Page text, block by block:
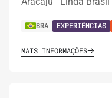
BRA EXPERIÊNCIAS
MAIS INFORMAÇÕES